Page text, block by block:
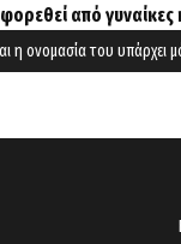
από γυναίκες
η ονομασία του υπάρχει